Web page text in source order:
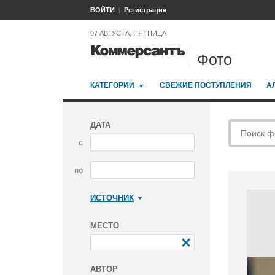
ВОЙТИ Регистрация
07 АВГУСТА, ПЯТНИЦА
Фото
КАТЕГОРИИ СВЕЖИЕ ПОСТУПЛЕНИЯ
ДАТА
с
по
ИСТОЧНИК
МЕСТО
АВТОР